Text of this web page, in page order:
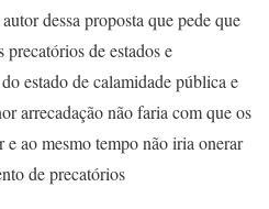
dessa proposta que pede que
de estados e
estado de calamidade pública e
arrecadação não faria com que os
e ao mesmo tempo não iria onerar
de precatórios